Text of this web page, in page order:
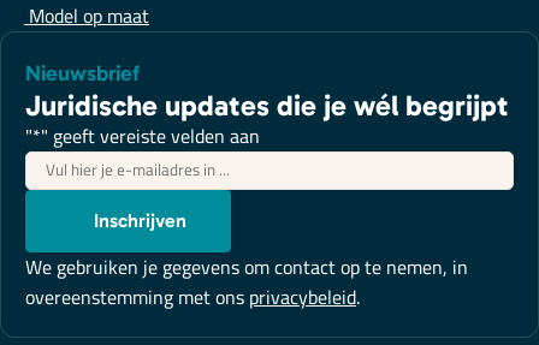
Model op maat
Nieuwsbrief
Juridische updates die je wél begrijpt
"*" geeft vereiste velden aan
E-
mailadres*
Inschrijven
We gebruiken je gegevens om contact op te nemen, in
overeenstemming met onsprivacybeleid.